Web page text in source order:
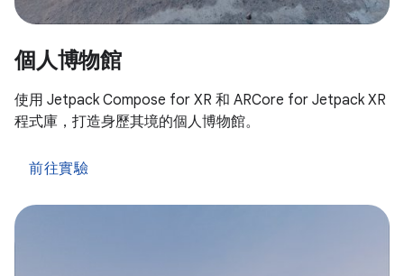
個人博物館
使用 Jetpack Compose for XR 和 ARCore for Jetpack XR
程式庫，打造身歷其境的個人博物館。
前往實驗